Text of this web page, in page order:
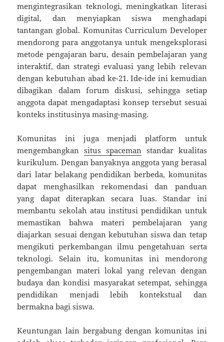
mengintegrasikan teknologi, meningkatkan literasi
digital, dan menyiapkan siswa menghadapi
tantangan global. Komunitas Curriculum Developer
mendorong para anggotanya untuk mengeksplorasi
metode pengajaran baru, desain pembelajaran yang
interaktif, dan strategi evaluasi yang lebih relevan
dengan kebutuhan abad ke-21. Ide-ide ini kemudian
dibagikan dalam forum diskusi, sehingga setiap
anggota dapat mengadaptasi konsep tersebut sesuai
konteks institusinya masing-masing.
Komunitas ini juga menjadi platform untuk
mengembangkansitus spaceman standar kualitas
kurikulum. Dengan banyaknya anggota yang berasal
dari latar belakang pendidikan berbeda, komunitas
dapat menghasilkan rekomendasi dan panduan
yang dapat diterapkan secara luas. Standar ini
membantu sekolah atau institusi pendidikan untuk
memastikan bahwa materi pembelajaran yang
diajarkan sesuai dengan kebutuhan siswa dan tetap
mengikuti perkembangan ilmu pengetahuan serta
teknologi. Selain itu, komunitas ini mendorong
pengembangan materi lokal yang relevan dengan
budaya dan kondisi masyarakat setempat, sehingga
pendidikan menjadi lebih kontekstual dan
bermakna bagi siswa.
Keuntungan lain bergabung dengan komunitas ini